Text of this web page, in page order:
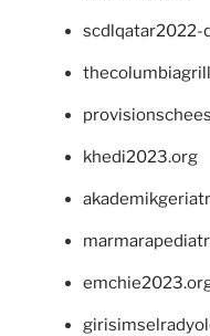
scdlqatar2022-
khedi2023.org